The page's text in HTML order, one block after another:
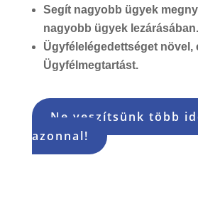
Segít nagyobb ügyek
nagyobb ügyek lezárásában.
Ügyfélelégedettséget növel,
Ügyfélmegtartást.
Ne veszítsünk több
azonnal!